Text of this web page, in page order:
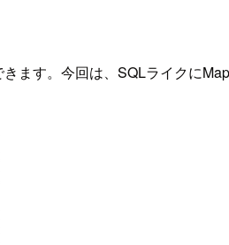
す。今回は、SQLライクに